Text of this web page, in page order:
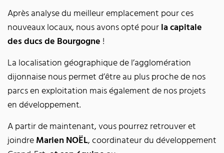
Après analyse du meilleur emplacement pour ces
nouveaux locaux, nous avons opté pourla capitale
des ducs de Bourgogne !
La localisation géographique de l’agglomération
dijonnaise nous permet d’être au plus proche de nos
parcs en exploitation mais également de nos projets
en développement.
A partir de maintenant, vous pourrez retrouver et
joindreMarien NOËL, coordinateur du développement